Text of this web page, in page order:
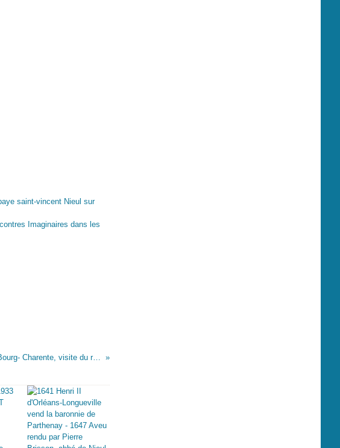
saint-vincent Nieul sur
Imaginaires dans les
Les seigneurs de Bourg- Charente, visite du roi François 1er dans le vignoble Cognaçais